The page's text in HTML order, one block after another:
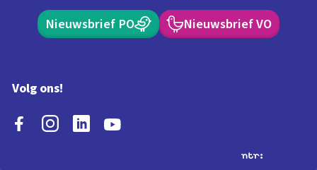
Nieuwsbrief PO Nieuwsbrief VO
Volg ons!